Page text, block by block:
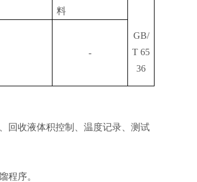
料
-
GB/
T 65
36
回收液体积控制、温度记录、测试
程序。